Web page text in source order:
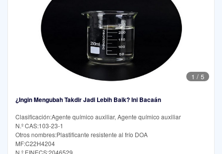
1 / 5
¿Ingin Mengubah Takdir Jadi Lebih Baik? Ini Bacaán
Clasificación:Agente químico auxiliar, Agente químico auxiliar
N.º CAS:103-23-1
Otros nombres:Plastificante resistente al frío DOA
MF:C22H4204
N.º EINECS:2046529